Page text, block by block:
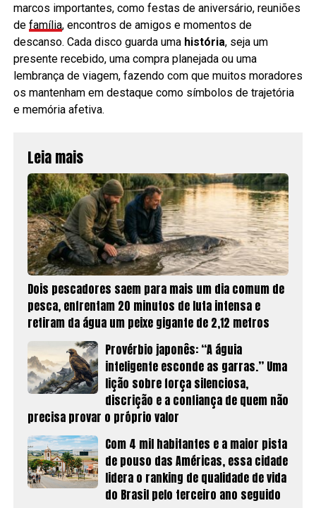
marcos importantes, como festas de aniversário, reuniões
de família, encontros de amigos e momentos de
descanso. Cada disco guarda uma história, seja um
presente recebido, uma compra planejada ou uma
lembrança de viagem, fazendo com que muitos moradores
os mantenham em destaque como símbolos de trajetória
e memória afetiva.
Leia mais
Dois pescadores saem para mais um dia comum de
pesca, enfrentam 20 minutos de luta intensa e
retiram da água um peixe gigante de 2,12 metros
Provérbio japonês: “A águia
inteligente esconde as garras.” Uma
lição sobre força silenciosa,
discrição e a confiança de quem não
precisa provar o próprio valor
Com 4 mil habitantes e a maior pista
de pouso das Américas, essa cidade
lidera o ranking de qualidade de vida
do Brasil pelo terceiro ano seguido